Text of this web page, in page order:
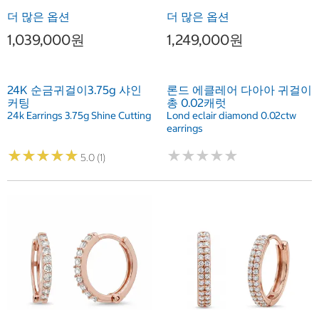
더 많은 옵션
1,039,000원
24K 순금귀걸이3.75g 샤인
커팅
24k Earrings 3.75g Shine Cutting
★★★★★
★★★★★ 5.0 (1)
더 많은 옵션
1,249,000원
론드 에클레어 다아아 귀걸이
총 0.02캐럿
Lond eclair diamond 0.02ctw
earrings
★★★★★
★★★★★